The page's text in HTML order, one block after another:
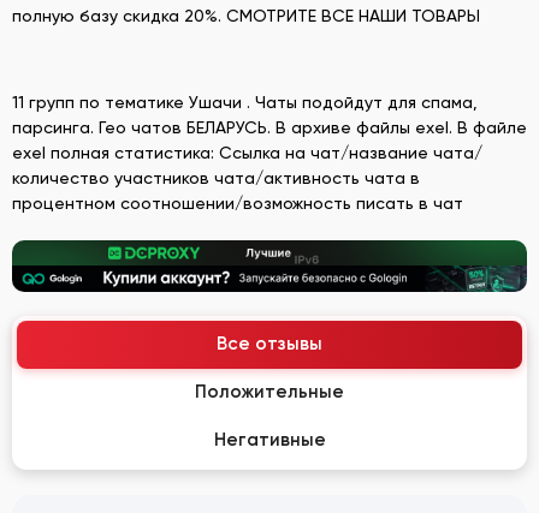
полную базу скидка 20%. СМОТРИТЕ ВСЕ НАШИ ТОВАРЫ
11 групп по тематике Ушачи . Чаты подойдут для спама,
парсинга. Гео чатов БЕЛАРУСЬ. В архиве файлы exel. В файле
exel полная статистика: Ссылка на чат/название чата/
количество участников чата/активность чата в
процентном соотношении/возможность писать в чат
Все отзывы
Положительные
Негативные